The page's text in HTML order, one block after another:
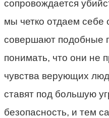
сопровождается
мы четко отдаем себе
совершают подобные
понимать, что они не
чувства верующих
ставят под большую
безопасность, и тем